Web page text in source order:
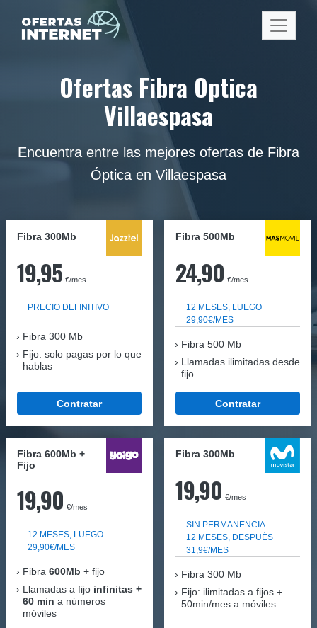
Ofertas Fibra Optica
Villaespasa
Encuentra entre las mejores ofertas de Fibra
Óptica en Villaespasa
Fibra 300Mb
19,95 €/mes
PRECIO DEFINITIVO
Fibra 300 Mb
Fijo: solo pagas por lo que
hablas
Contratar
Fibra 500Mb
24,90 €/mes
12 MESES, LUEGO
29,90€/MES
Fibra 500 Mb
Llamadas ilimitadas desde
fijo
Contratar
Fibra 600Mb +
Fijo
19,90 €/mes
12 MESES, LUEGO
29,90€/MES
Fibra 600Mb + fijo
Llamadas a fijo infinitas +
60 min a números
móviles
Fibra 300Mb
19,90 €/mes
SIN PERMANENCIA
12 MESES, DESPUÉS
31,9€/MES
Fibra 300 Mb
Fijo: ilimitadas a fijos +
50min/mes a móviles